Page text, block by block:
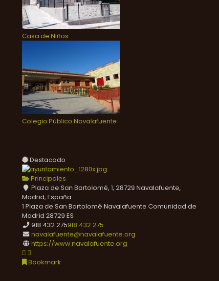
Casa de Niños
Colegio Público Navalafuente
Destacado
Principales
Plaza de San Bartolomé, 1, 28729 Navalafuente,
Madrid, España
1 Plaza de San Bartolomé Navalafuente Comunidad de
Madrid 28729 ES
918 432 275918 432 275
navalafuente@navalafuente.org
https://www.navalafuente.org
Bookmark